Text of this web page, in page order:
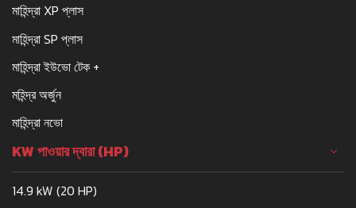
মাহিন্দ্রা XP প্লাস
মাহিন্দ্রা SP প্লাস
মাহিন্দ্রা ইউভো টেক +
মহিন্দ্র অর্জুন
মাহিন্দ্রা নভো
KW পাওয়ার দ্বারা (HP)
14.9 kW (20 HP)